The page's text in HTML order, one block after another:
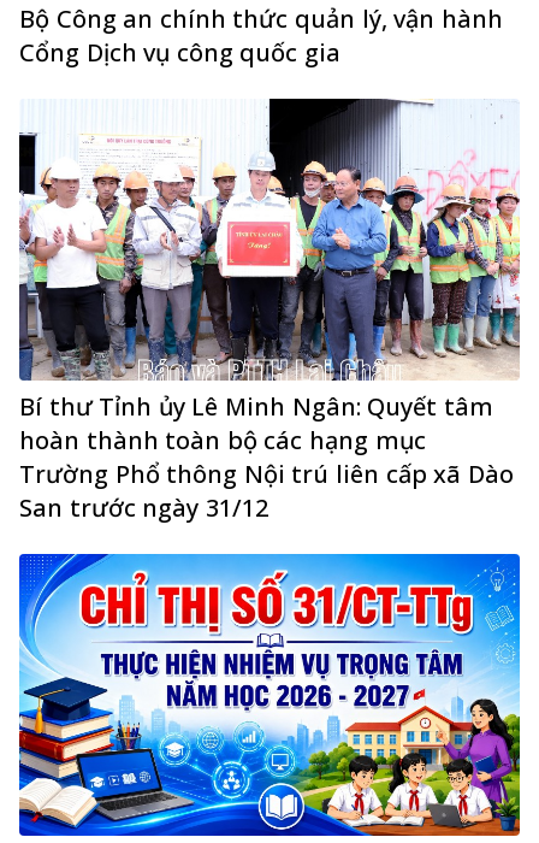
Bộ Công an chính thức quản lý, vận hành
Cổng Dịch vụ công quốc gia
Bí thư Tỉnh ủy Lê Minh Ngân: Quyết tâm
hoàn thành toàn bộ các hạng mục
Trường Phổ thông Nội trú liên cấp xã Dào
San trước ngày 31/12